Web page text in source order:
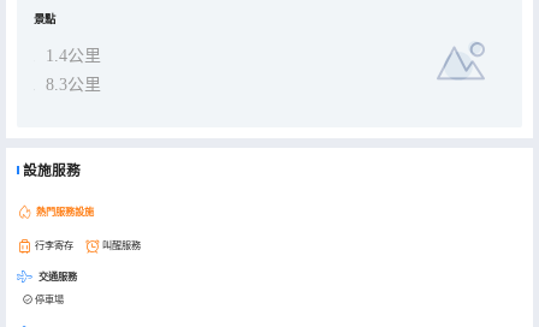
景點
1.4公里
8.3公里
設施服務
熱門服務設施
行李寄存 叫醒服務
交通服務
停車場